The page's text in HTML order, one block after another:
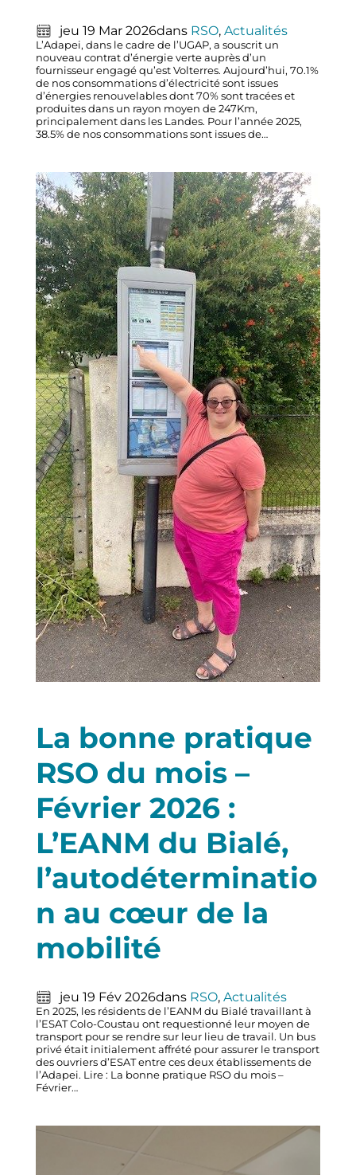
jeu 19 Mar 2026dans RSO, Actualités
L’Adapei, dans le cadre de l’UGAP, a souscrit un
nouveau contrat d’énergie verte auprès d’un
fournisseur engagé qu’est Volterres. Aujourd’hui, 70.1%
de nos consommations d’électricité sont issues
d’énergies renouvelables dont 70% sont tracées et
produites dans un rayon moyen de 247Km,
principalement dans les Landes. Pour l’année 2025,
38.5% de nos consommations sont issues de…
La bonne pratique
RSO du mois –
Février 2026 :
L’EANM du Bialé,
l’autodéterminatio
n au cœur de la
mobilité
jeu 19 Fév 2026dans RSO, Actualités
En 2025, les résidents de l’EANM du Bialé travaillant à
l’ESAT Colo-Coustau ont requestionné leur moyen de
transport pour se rendre sur leur lieu de travail. Un bus
privé était initialement affrété pour assurer le transport
des ouvriers d’ESAT entre ces deux établissements de
l’Adapei. Lire : La bonne pratique RSO du mois –
Février…